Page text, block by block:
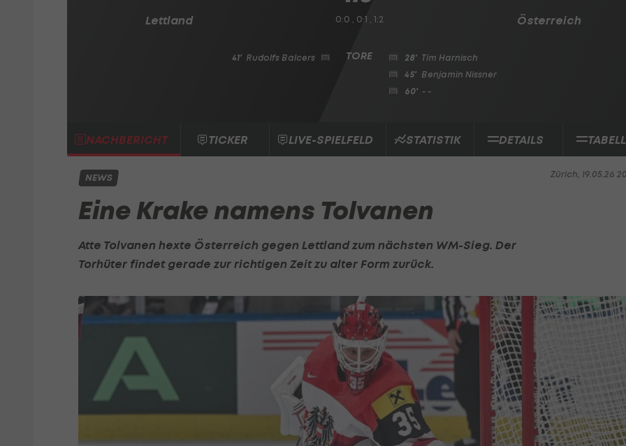
Lettland Österreich
0:0 , 0:1 , 1:2
41' Rudolfs Balcers 28' Tim Harnisch
45' Benjamin Nissner
60' - -
NACHBERICHT TICKER LIVE-SPIELFELD STATISTIK DETAILS
Zürich, 19.05.26
NEWS
Eine Krake namens Tolvanen
Atte Tolvanen hexte Österreich gegen Lettland zum nächsten WM-Sieg. Der
Torhüter findet gerade zur richtigen Zeit zu alter Form zurück.